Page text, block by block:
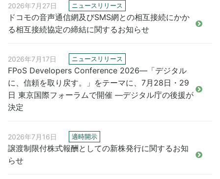
2026年7月27日 ニュースリリース
ドコモの音声通信網及びSMS網との相互接続にかか
る相互接続協定の締結に関するお知らせ
2026年7月17日 ニュースリリース
FPoS Developers Conference 2026―「デジタル
に、信頼を取り戻す。」をテーマに、7月28日・29
日 東京国際フォーラムで開催 ―デジタル庁の後援が
決定
2026年7月16日 適時開示
譲渡制限付株式報酬としての新株発行に関するお知
らせ